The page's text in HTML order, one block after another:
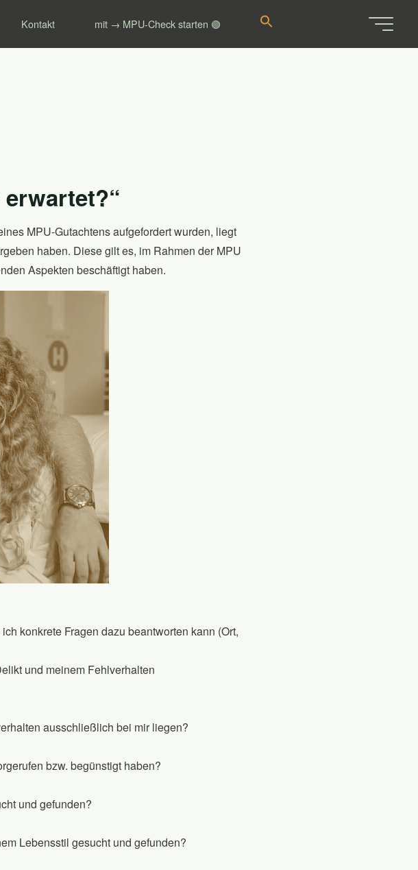
Kontakt mit → MPU-Check starten 🟢
MPU-Gutachtens aufgefordert wurden, liegt
haben. Diese gilt es, im Rahmen der MPU
Aspekten beschäftigt haben.
konkrete Fragen dazu beantworten kann (Ort,
und meinem Fehlverhalten
ausschließlich bei mir liegen?
bzw. begünstigt haben?
und gefunden?
Lebensstil gesucht und gefunden?